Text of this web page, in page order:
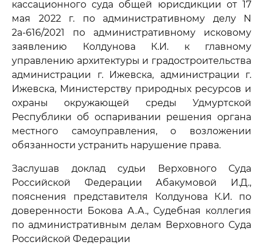
кассационного суда общей юрисдикции от 17
мая 2022 г. по административному делу N
2а-616/2021 по административному исковому
заявлению Колдунова К.И. к главному
управлению архитектуры и градостроительства
администрации г. Ижевска, администрации г.
Ижевска, Министерству природных ресурсов и
охраны окружающей среды Удмуртской
Республики об оспаривании решения органа
местного самоуправления, о возложении
обязанности устранить нарушение права.
Заслушав доклад судьи Верховного Суда
Российской Федерации Абакумовой И.Д.,
пояснения представителя Колдунова К.И. по
доверенности Бокова А.А., Судебная коллегия
по административным делам Верховного Суда
Российской Федерации